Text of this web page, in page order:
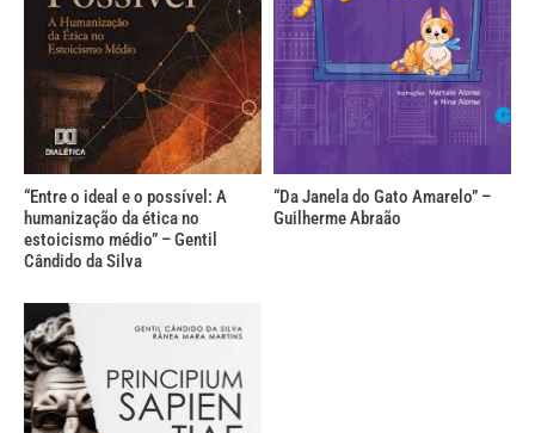
“Entre o ideal e o possível: A
humanização da ética no
estoicismo médio” – Gentil
Cândido da Silva
“Da Janela do Gato Amarelo” –
Guilherme Abraão